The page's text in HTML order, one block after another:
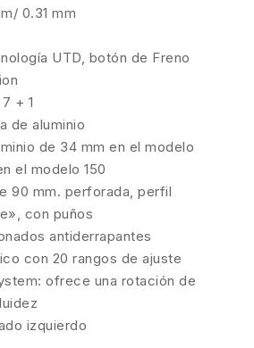
0.31 mm
UTD, botón de Freno
+ 1
de aluminio
de 34 mm en el modelo
el modelo 150
90 mm. perforada, perfil
con puños
antiderrapantes
con 20 rangos de ajuste
ofrece una rotación de
izquierdo